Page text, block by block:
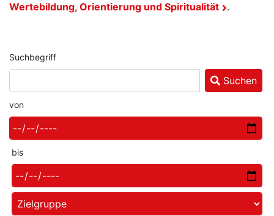
Wertebildung, Orientierung und Spiritualität
.
Suchbegriff
Suchen
von
bis